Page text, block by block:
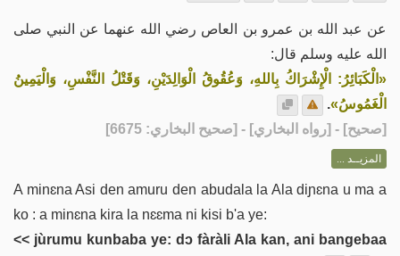
عن عبد الله بن عمرو بن العاص رضي الله عنهما عن النبي صلى
الله عليه وسلم قال:
«الْكَبَائِرُ: الْإِشْرَاكُ بِاللهِ، وَعُقُوقُ الْوَالِدَيْنِ، وَقَتْلُ النَّفْسِ، وَالْيَمِينُ
الْغَمُوسُ».
[صحيح] - [رواه البخاري] - [صحيح البخاري: 6675]
المزيــد ...
A minɛna Asi den amuru den abudala la Ala diɲɛna u ma a
ko : a minɛna kira la nɛɛma ni kisi b'a ye:
<< jùrumu kunbaba ye: dɔ fàràli Ala kan, ani bangebaa